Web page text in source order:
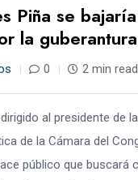
Piña se
la guberantura
0 2 min read
al presidente de
de la Cámara del
público que buscará